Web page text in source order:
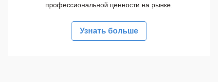
профессиональной ценности на рынке.
Узнать больше